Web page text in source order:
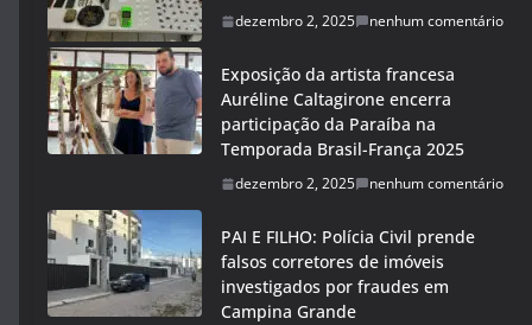
dezembro 2, 2025 nenhum comentário
Exposição da artista francesa
Auréline Caltagirone encerra
participação da Paraíba na
Temporada Brasil-França 2025
dezembro 2, 2025 nenhum comentário
PAI E FILHO: Polícia Civil prende
falsos corretores de imóveis
investigados por fraudes em
Campina Grande